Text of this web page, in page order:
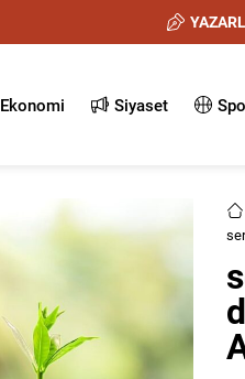
Ekonomi Siyaset